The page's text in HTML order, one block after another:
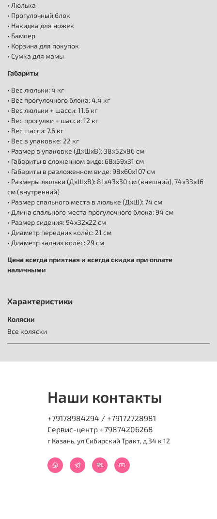
• Люлька
• Прогулочный блок
• Накидка для ножек
• Бампер
• Корзина для покупок
• Сумка для мамы
Габариты
• Вес люльки: 4 кг
• Вес прогулочного блока: 4.4 кг
• Вес люльки + шасси: 11.6 кг
• Вес прогулки + шасси: 12 кг
• Вес шасси: 7.6 кг
• Вес в упаковке: 22 кг
• Размер в упаковке (ДхШхВ): 38х52х86 см
• Габариты в сложенном виде: 68х59х31 см
• Габариты в разложенном виде: 98х60х107 см
• Размеры люльки (ДхШхВ): 81х43х30 см (внешний), 74х33х16
см (внутренний)
• Размер спального места в люльке (ДхШ): 74 см
• Длина спального места прогулочного блока: 94 см
• Размер сидения: 94х32х22 см
• Диаметр передних колёс: 21 см
• Диаметр задних колёс: 29 см
Цена всегда приятная и всегда скидка при оплате
наличными
Характеристики
Коляски
Все коляски
Наши контакты
+79178984294 / +79172728981
Сервис-центр +79874206268
г Казань, ул Сибирский Тракт, д 34 к 12